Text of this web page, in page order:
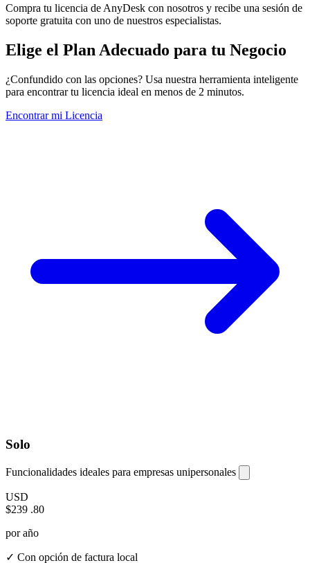
Compra tu licencia de AnyDesk con nosotros y recibe una sesión de
soporte gratuita con uno de nuestros especialistas.
Elige el Plan Adecuado para tu Negocio
¿Confundido con las opciones? Usa nuestra herramienta inteligente
para encontrar tu licencia ideal en menos de 2 minutos.
Encontrar mi Licencia
Solo
Funcionalidades ideales para empresas unipersonales
USD
$239 .80
por año
✓ Con opción de factura local